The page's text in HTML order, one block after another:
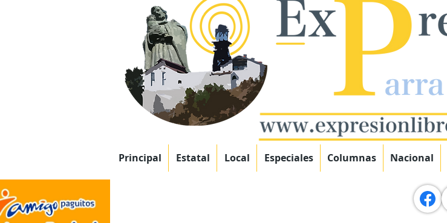
Principal Estatal Local Especiales Columnas Nacional